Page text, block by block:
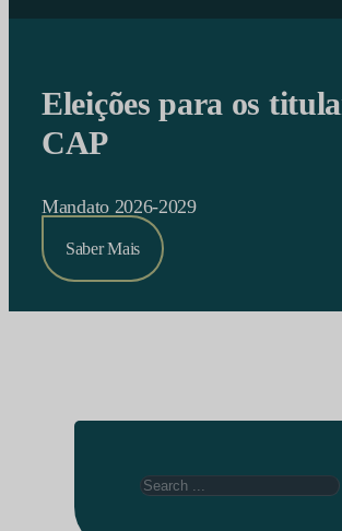
Eleições para os
CAP
Mandato 2026-2029
Saber Mais
Search